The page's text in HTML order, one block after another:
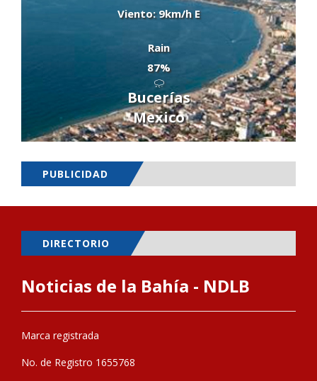
Viento: 9km/h E
Rain
87%
Bucerías
Mexico
PUBLICIDAD
DIRECTORIO
Noticias de la Bahía - NDLB
Marca registrada
No. de Registro 1655768